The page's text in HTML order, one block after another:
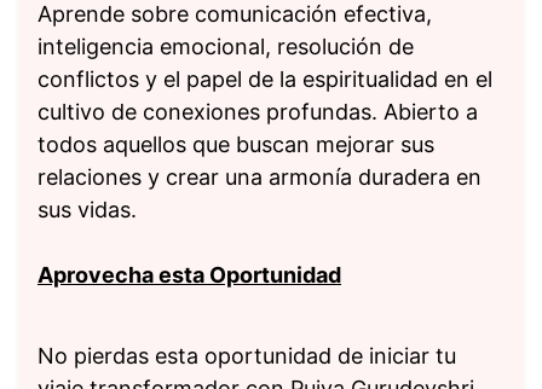
Aprende sobre comunicación efectiva,
inteligencia emocional, resolución de
conflictos y el papel de la espiritualidad en el
cultivo de conexiones profundas. Abierto a
todos aquellos que buscan mejorar sus
relaciones y crear una armonía duradera en
sus vidas.
Aprovecha esta Oportunidad
No pierdas esta oportunidad de iniciar tu